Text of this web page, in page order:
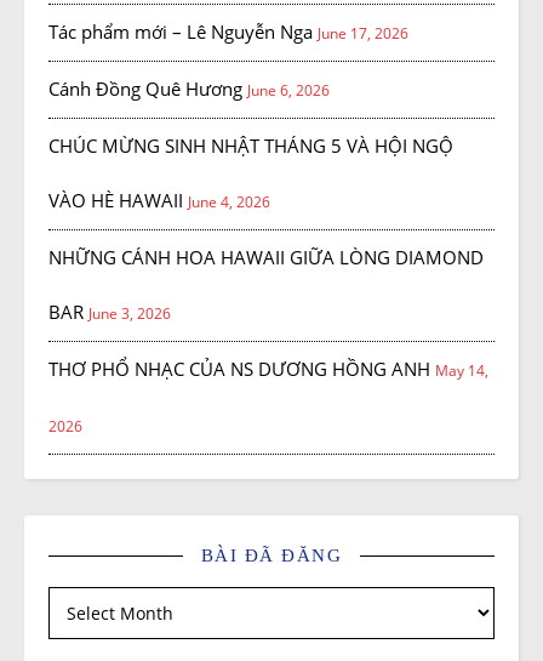
Tác phẩm mới – Lê Nguyễn Nga June 17, 2026
Cánh Đồng Quê Hương June 6, 2026
CHÚC MỪNG SINH NHẬT THÁNG 5 VÀ HỘI NGỘ
VÀO HÈ HAWAII June 4, 2026
NHỮNG CÁNH HOA HAWAII GIỮA LÒNG DIAMOND
BAR June 3, 2026
THƠ PHỔ NHẠC CỦA NS DƯƠNG HỒNG ANH May 14,
2026
BÀI ĐÃ ĐĂNG
Bài đã đăng